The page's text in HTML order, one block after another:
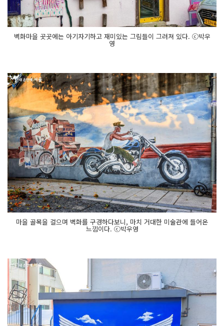
벽화마을 곳곳에는 아기자기하고 재미있는 그림들이 그려져 있다. ⓒ박우
영
마을 골목을 걸으며 벽화를 구경하다보니, 마치 거대한 미술관에 들어온
느낌이다. ⓒ박우영